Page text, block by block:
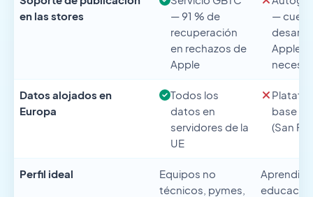
en las stores
— 91 % de
recuperación
en rechazos de
Apple
—
Apple y
Datos alojados en
Europa
Todos los
datos en
servidores de la
UE
base en
(San
Perfil ideal
Equipos no
técnicos, pymes,